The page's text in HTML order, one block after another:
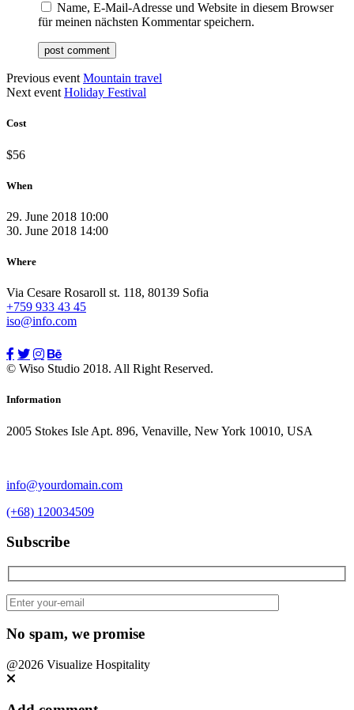
Name, E-Mail-Adresse und Website in diesem Browser
für meinen nächsten Kommentar speichern.
Previous event Mountain travel
Next event Holiday Festival
Cost
$56
When
29. June 2018 10:00
30. June 2018 14:00
Where
Via Cesare Rosaroll st. 118, 80139 Sofia
+759 933 43 45
iso@info.com
© Wiso Studio 2018. All Right Reserved.
Information
2005 Stokes Isle Apt. 896, Venaville, New York 10010, USA
info@yourdomain.com
(+68) 120034509
Subscribe
No spam, we promise
@2026 Visualize Hospitality